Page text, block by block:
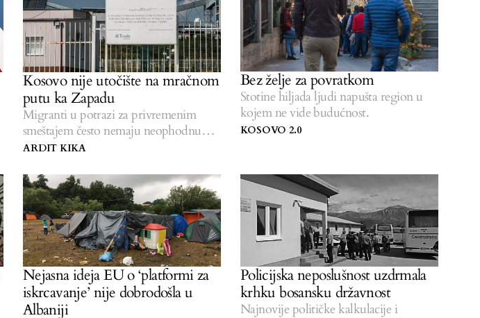
Kosovo nije utočište na mračnom
putu ka Zapadu
Migranti u potrazi za privremenim
smeštajem često nemaju neophodnu
zaštitu.
ARDIT KIKA
Bez želje za povratkom
Stotine hiljada ljudi napušta region u
KOSOVO 2.0
Nejasna ideja EU o ‘platformi za
iskrcavanje’ nije dobrodošla u
Albaniji
Policijska neposlušnost uzdrmala
krhku bosansku državnost
Najnovije političke kalkulacije i